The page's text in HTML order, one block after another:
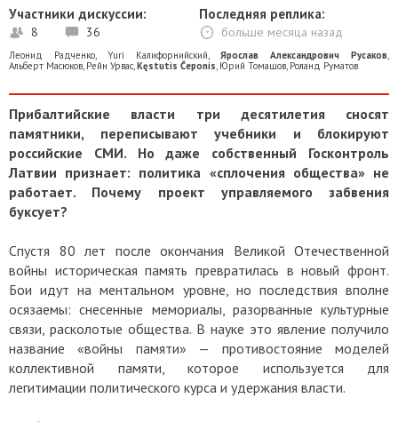
Участники дискуссии:
8 36
Последняя реплика:
больше месяца назад
Леонид Радченко, Yuri Калифорнийский, Ярослав Александрович Русаков,
Альберт Масюков, Рейн Урвас,Kęstutis Čeponis, Юрий Томашов, Роланд Руматов
Прибалтийские власти три десятилетия сносят
памятники, переписывают учебники и блокируют
российские СМИ. Но даже собственный Госконтроль
Латвии признает: политика «сплочения общества» не
работает. Почему проект управляемого забвения
буксует?
Спустя 80 лет после окончания Великой Отечественной
войны историческая память превратилась в новый фронт.
Бои идут на ментальном уровне, но последствия вполне
осязаемы: снесенные мемориалы, разорванные культурные
связи, расколотые общества. В науке это явление получило
название «войны памяти» — противостояние моделей
коллективной памяти, которое используется для
легитимации политического курса и удержания власти.